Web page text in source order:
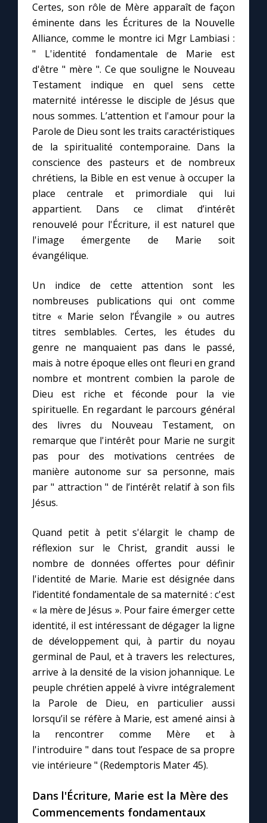
Les premiers samedis du mois
Marie qui défait les nœuds
Me consacrer à Jésus par Marie
Mes intentions de prière
Une Minute avec Marie
Une neuvaine
À la une
1000 Raisons de Croire
Chapelet pour le monde
Contact
Faire un don
Marie de Nazareth
Certes, son rôle de Mère apparaît de façon
éminente dans les Écritures de la Nouvelle
Alliance, comme le montre ici Mgr Lambiasi :
" L'identité fondamentale de Marie est
d'être " mère ". Ce que souligne le Nouveau
Testament indique en quel sens cette
maternité intéresse le disciple de Jésus que
nous sommes. L’attention et l'amour pour la
Parole de Dieu sont les traits caractéristiques
de la spiritualité contemporaine. Dans la
conscience des pasteurs et de nombreux
chrétiens, la Bible en est venue à occuper la
place centrale et primordiale qui lui
appartient. Dans ce climat d’intérêt
renouvelé pour l'Écriture, il est naturel que
l'image émergente de Marie soit
évangélique.
Un indice de cette attention sont les
nombreuses publications qui ont comme
titre « Marie selon l’Évangile » ou autres
titres semblables. Certes, les études du
genre ne manquaient pas dans le passé,
mais à notre époque elles ont fleuri en grand
nombre et montrent combien la parole de
Dieu est riche et féconde pour la vie
spirituelle. En regardant le parcours général
des livres du Nouveau Testament, on
remarque que l'intérêt pour Marie ne surgit
pas pour des motivations centrées de
manière autonome sur sa personne, mais
par " attraction " de l’intérêt relatif à son fils
Jésus.
Quand petit à petit s'élargit le champ de
réflexion sur le Christ, grandit aussi le
nombre de données offertes pour définir
l'identité de Marie. Marie est désignée dans
l’identité fondamentale de sa maternité : c'est
« la mère de Jésus ». Pour faire émerger cette
identité, il est intéressant de dégager la ligne
de développement qui, à partir du noyau
germinal de Paul, et à travers les relectures,
arrive à la densité de la vision johannique. Le
peuple chrétien appelé à vivre intégralement
la Parole de Dieu, en particulier aussi
lorsqu’il se réfère à Marie, est amené ainsi à
la rencontrer comme Mère et à
l'introduire " dans tout l’espace de sa propre
vie intérieure " (Redemptoris Mater 45).
Dans l'Écriture, Marie est la Mère des
Commencements fondamentaux